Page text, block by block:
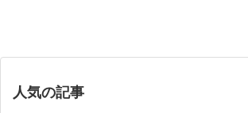
人気の記事